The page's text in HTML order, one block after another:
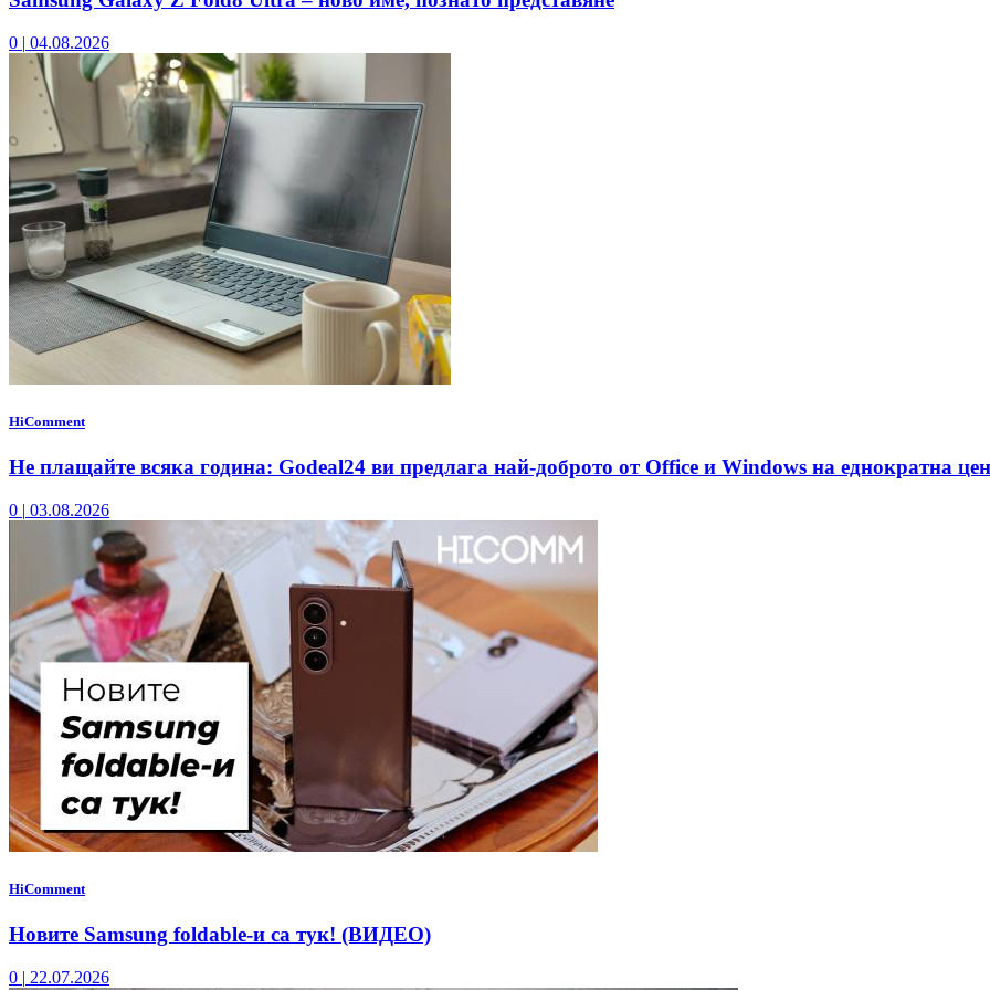
0 | 04.08.2026
HiComment
Не плащайте всяка година: Godeal24 ви предлага най-доброто от Office и Windows на еднократна
0 | 03.08.2026
HiComment
Новите Samsung foldable-и са тук! (ВИДЕО)
0 | 22.07.2026